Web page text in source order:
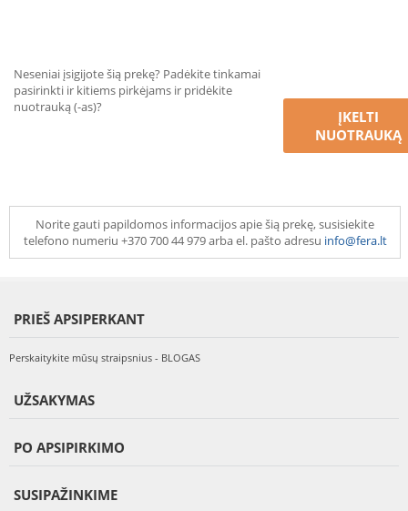
Neseniai įsigijote šią prekę? Padėkite tinkamai
pasirinkti ir kitiems pirkėjams ir pridėkite
nuotrauką (-as)?
ĮKELTI
NUOTRAUKĄ
Norite gauti papildomos informacijos apie šią prekę, susisiekite
telefono numeriu +370 700 44 979 arba el. pašto adresu info@fera.lt
PRIEŠ APSIPERKANT
Perskaitykite mūsų straipsnius - BLOGAS
UŽSAKYMAS
PO APSIPIRKIMO
SUSIPAŽINKIME